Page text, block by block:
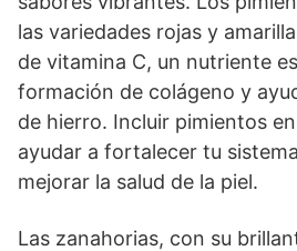
las variedades rojas y
de vitamina C, un nutriente
formación de colágeno y
de hierro. Incluir pimientos
ayudar a fortalecer tu
mejorar la salud de la piel.
Las zanahorias, con su